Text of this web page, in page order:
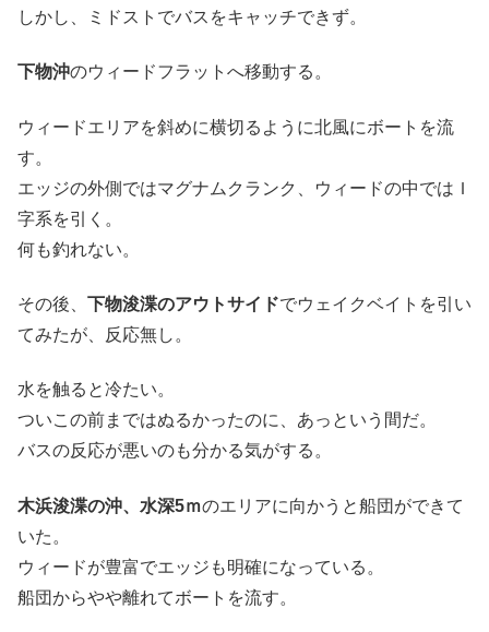
しかし、ミドストでバスをキャッチできず。
下物沖のウィードフラットへ移動する。
ウィードエリアを斜めに横切るように北風にボートを流
す。
エッジの外側ではマグナムクランク、ウィードの中ではＩ
字系を引く。
何も釣れない。
その後、 下物浚渫のアウトサイドでウェイクベイトを引い
てみたが、反応無し。
水を触ると冷たい。
ついこの前まではぬるかったのに、あっという間だ。
バスの反応が悪いのも分かる気がする。
木浜浚渫の沖、水深5ｍのエリアに向かうと船団ができて
いた。
ウィードが豊富でエッジも明確になっている。
船団からやや離れてボートを流す。